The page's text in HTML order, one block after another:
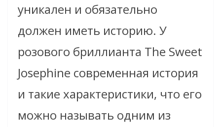
уникален и обязательно
должен иметь историю. У
розового бриллианта The Sweet
Josephine современная история
и такие характеристики, что его
можно называть одним из